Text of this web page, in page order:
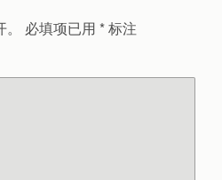
必填项已用 *标注